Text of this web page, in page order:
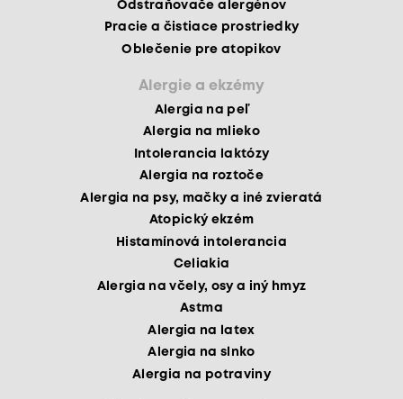
Odstraňovače alergénov
Pracie a čistiace prostriedky
Oblečenie pre atopikov
Alergie a ekzémy
Alergia na peľ
Alergia na mlieko
Intolerancia laktózy
Alergia na roztoče
Alergia na psy, mačky a iné zvieratá
Atopický ekzém
Histamínová intolerancia
Celiakia
Alergia na včely, osy a iný hmyz
Astma
Alergia na latex
Alergia na slnko
Alergia na potraviny